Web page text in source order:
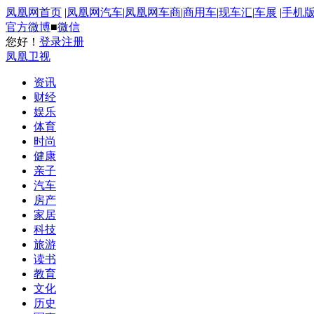
凤凰网首页 |凤凰网汽车|凤凰网车商|商用车|现车汇|车展 |手机版
官方微博■微信
您好！ 登录注册
凤凰卫视
资讯
财经
娱乐
体育
时尚
健康
亲子
汽车
房产
家居
科技
旅游
读书
教育
文化
历史